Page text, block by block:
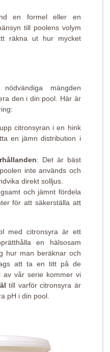
en formel eller en
till poolens volym
räkna ut hur mycket
mängden
den i din pool. Här är
citronsyran i en hink
en jämn distribution i
: Det är bäst
inte används och
direkt solljus.
och jämnt fördela
för att säkerställa att
med citronsyra är ett
en hälsosam
hur man beräknar och
att ta en titt på de
av vår serie kommer vi
till varför citronsyra är
pH i din pool.